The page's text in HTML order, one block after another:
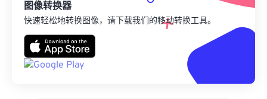
图像转换器
快速轻松地转换图像，请下载我们的移动转换工具。